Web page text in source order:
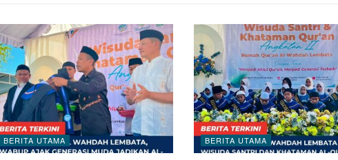
BERITA UTAMA BERITA UTAMA